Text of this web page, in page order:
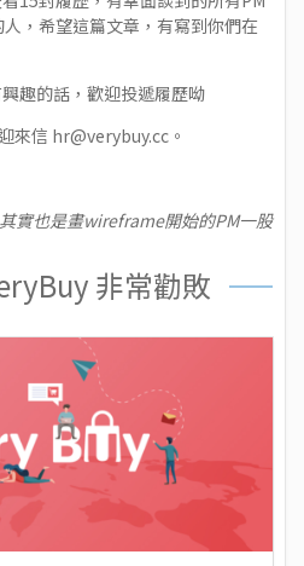
，希望這篇文章，有寫到你們在
趣的話，歡迎投遞履歷呦
來信 hr@verybuy.cc 。
實也是畫wireframe開始的PM一股
非常勸敗